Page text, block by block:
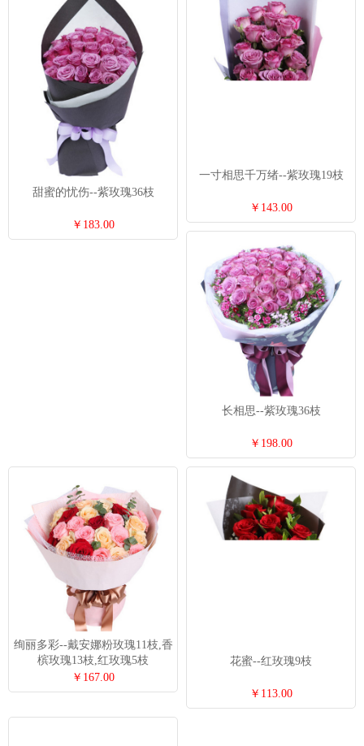
甜蜜的忧伤--紫玫瑰36枝
￥183.00
一寸相思千万绪--紫玫瑰19枝
￥143.00
长相思--紫玫瑰36枝
￥198.00
绚丽多彩--戴安娜粉玫瑰11枝,香
槟玫瑰13枝,红玫瑰5枝
￥167.00
花蜜--红玫瑰9枝
￥113.00